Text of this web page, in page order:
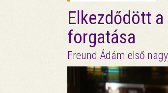
Elkezdődött
forgatása
Freund Ádám első